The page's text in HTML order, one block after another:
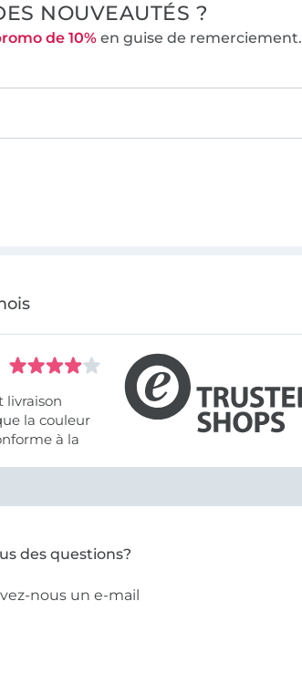
NOUVEAUTÉS ?
de 10%en guise de remerciement.
livraison
la couleur
à la
des questions?
nous un e-mail